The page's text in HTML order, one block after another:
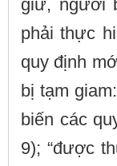
giữ, người
phải thực
quy định
bị tạm
biến các
9); “được